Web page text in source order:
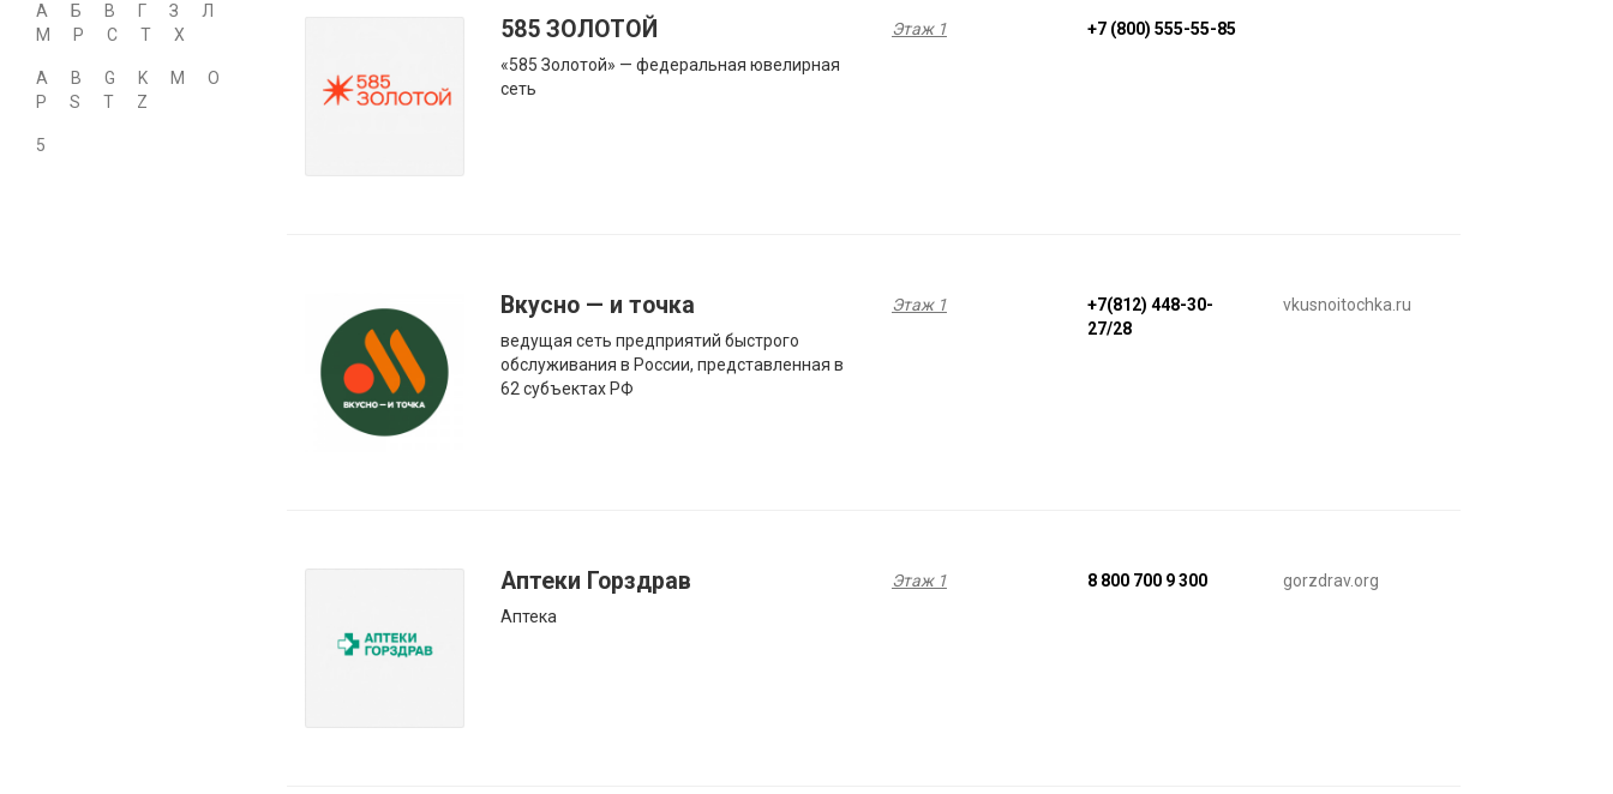
А Б В Г З
Л
М
Р С Т Х
A B G K M
O
P
S T Z
5
585 ЗОЛОТОЙ
«585 Золотой» — федеральная ювелирная
сеть
Этаж 1 +7 (800) 555-55-85
Вкусно — и точка
ведущая сеть предприятий быстрого
обслуживания в России, представленная в
62 субъектах РФ
Этаж 1
+7(812) 448-30-
27/28
vkusnoitochka.ru
Аптеки Горздрав
Аптека
Этаж 1 8 800 700 9 300 gorzdrav.org